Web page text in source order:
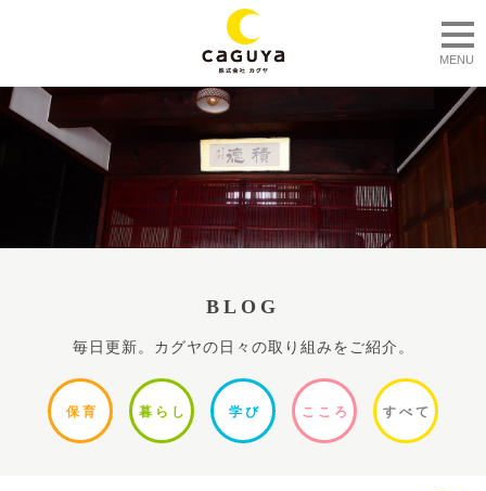
MENU
BLOG
毎日更新。カグヤの日々の取り組みをご紹介。
保 育 暮ら し 学 び ここ ろ すべて